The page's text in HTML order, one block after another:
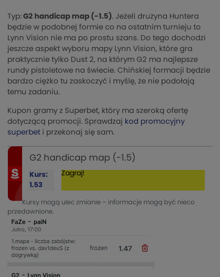
Typ: G2 handicap map (-1.5). Jeżeli drużyna Huntera
będzie w podobnej formie co na ostatnim turnieju to
Lynn Vision nie ma po prostu szans. Do tego dochodzi
jeszcze aspekt wyboru mapy Lynn Vision, które gra
praktycznie tylko Dust 2, na którym G2 ma najlepsze
rundy pistoletowe na świecie. Chińskiej formacji będzie
bardzo ciężko tu zaskoczyć i myślę, że nie podołają
temu zadaniu.
Kupon gramy z Superbet, który ma szeroką ofertę
dotyczącą promocji. Sprawdzaj kod promocyjny
superbet i przekonaj się sam.
G2 handicap map (-1.5)
Kurs:
1.53
Zagraj!
Kursy mogą ulec zmianie – informacje mogą być nieco
przedawnione.